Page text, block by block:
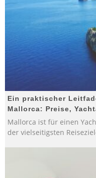
Ein praktischer
Mallorca: Preise,
Mallorca ist für einen
der vielseitigsten